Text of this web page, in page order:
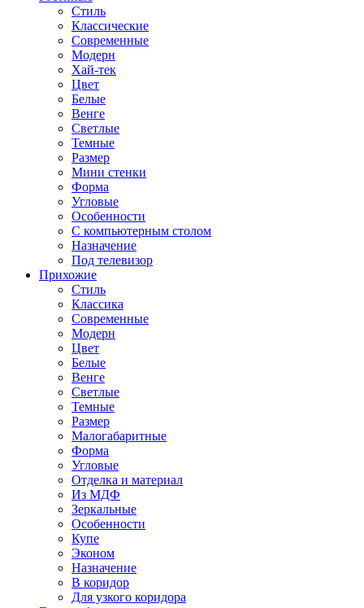
Стиль
Классические
Современные
Модерн
Хай-тек
Цвет
Белые
Венге
Светлые
Темные
Размер
Мини стенки
Форма
Угловые
Особенности
С компьютерным столом
Назначение
Под телевизор
Прихожие
Стиль
Классика
Современные
Модерн
Цвет
Белые
Венге
Светлые
Темные
Размер
Малогабаритные
Форма
Угловые
Отделка и материал
Из МДФ
Зеркальные
Особенности
Купе
Эконом
Назначение
В коридор
Для узкого коридора